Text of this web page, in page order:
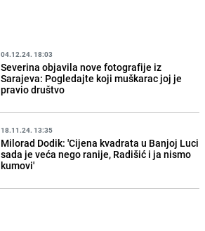
04.12.24. 18:03
Severina objavila nove fotografije iz
Sarajeva: Pogledajte koji muškarac joj je
pravio društvo
18.11.24. 13:35
Milorad Dodik: 'Cijena kvadrata u Banjoj Luci
sada je veća nego ranije, Radišić i ja nismo
kumovi'